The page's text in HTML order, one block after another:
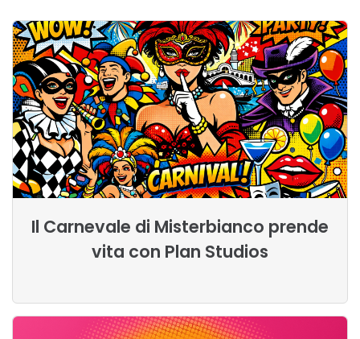
Il Carnevale di Misterbianco prende
vita con Plan Studios